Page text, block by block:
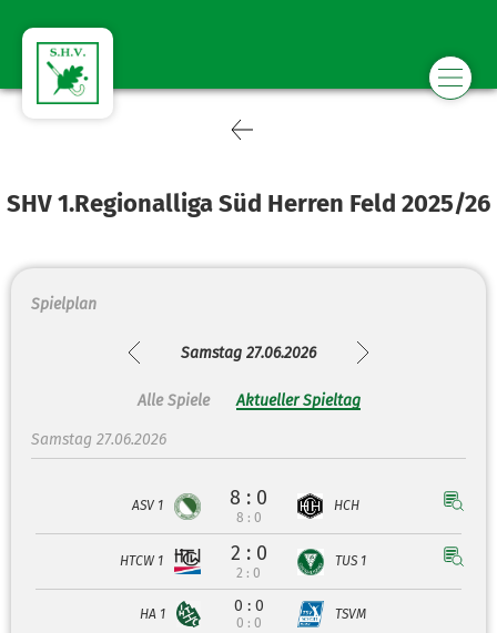
SHV 1.Regionalliga Süd Herren Feld 2025/26
Spielplan
Samstag 27.06.2026
Alle Spiele Aktueller Spieltag
Samstag 27.06.2026
ASV 1 8 : 0
8 : 0
HCH
HTCW 1 2 : 0
2 : 0
TUS 1
HA 1 0 : 0
0 : 0
TSVM